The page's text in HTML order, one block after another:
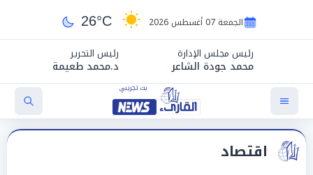
الجمعة 07 أغسطس 2026 26°C
رئيس مجلس الإدارة
محمد جودة الشاعر
رئيس التحرير
د.محمد طعيمة
اقتصاد